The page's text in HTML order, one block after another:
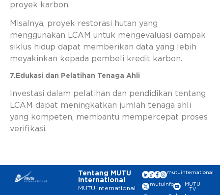
proyek karbon.
Misalnya, proyek restorasi hutan yang
menggunakan LCAM untuk mengevaluasi dampak
siklus hidup dapat memberikan data yang lebih
meyakinkan kepada pembeli kredit karbon.
7.Edukasi dan Pelatihan Tenaga Ahli
Investasi dalam pelatihan dan pendidikan tentang
LCAM dapat meningkatkan jumlah tenaga ahli
yang kompeten, membantu mempercepat proses
verifikasi.
Tentang MUTU
International
MUTU International
mutuinternational
mutuinfo
MUTU
TV